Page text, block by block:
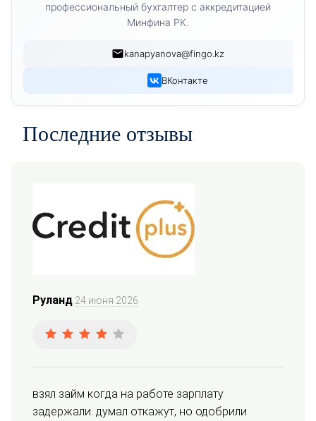
профессиональный бухгалтер с аккредитацией
Минфина РК.
kanapyanova@fingo.kz
ВКонтакте
Последние отзывы
Руланд 24 июня 2026
взял займ когда на работе зарплату
задержали. думал откажут, но одобрили